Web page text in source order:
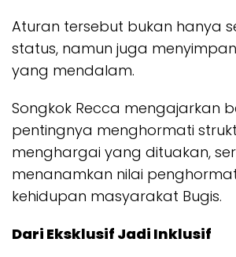
Aturan tersebut bukan hanya
status, namun juga
yang mendalam.
Songkok Recca mengajarkan
pentingnya menghormati
menghargai yang dituakan,
menanamkan nilai
kehidupan masyarakat Bugis.
Dari Eksklusif Jadi Inklusif